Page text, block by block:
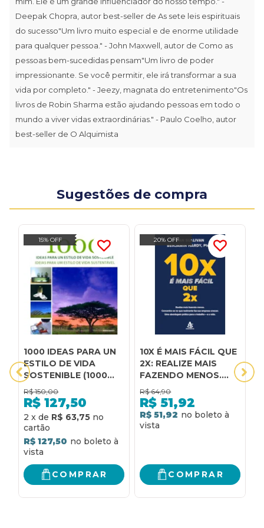
Deepak Chopra, autor best-seller de As sete leis espirituais
do sucesso"Um livro muito especial e de enorme utilidade
para qualquer pessoa." - John Maxwell, autor de Como as
pessoas bem-sucedidas pensam"Um livro de poder
impressionante. Se você permitir, ele irá transformar a sua
vida por completo." - Jeezy, magnata do entretenimento"Os
livros de Robin Sharma estão ajudando pessoas em todo o
mundo a viver vidas extraordinárias." - Paulo Coelho, autor
best-seller de O Alquimista
Sugestões de compra
15% OFF
1000 IDEAS PARA UN
ESTILO DE VIDA
SOSTENIBLE (1000
IDEIAS PARA UM
ESTILO DE VIDA
SUSTENTÁVEL)
R$ 150,00
R$ 127,50
2 x de R$ 63,75
R$ 127,50
COMPRAR
20% OFF
10X É MAIS FÁCIL QUE
2X: REALIZE MAIS
FAZENDO MENOS.
CONCENTRE-SE NO
QUE REALMENTE FAZ
SUA EMPRESA
CRESCER. UMA
R$ 64,90
R$ 51,92
R$ 51,92
COMPRAR